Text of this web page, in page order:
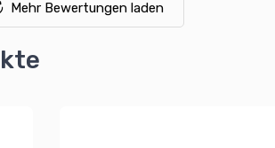
Mehr Bewertungen laden